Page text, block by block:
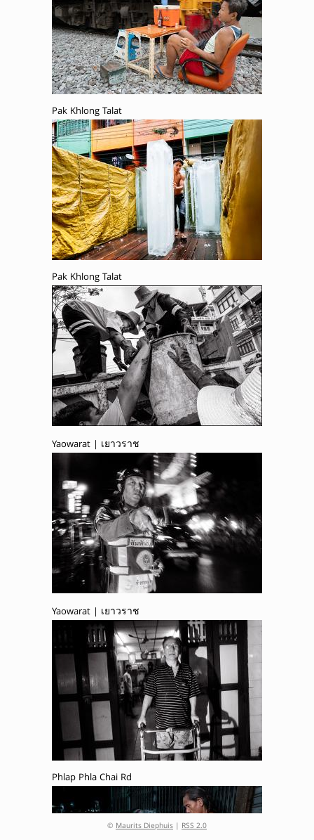
Pak Khlong Talat
Pak Khlong Talat
Yaowarat | เยาวราช
Yaowarat | เยาวราช
Phlap Phla Chai Rd
© Maurits Diephuis | RSS 2.0